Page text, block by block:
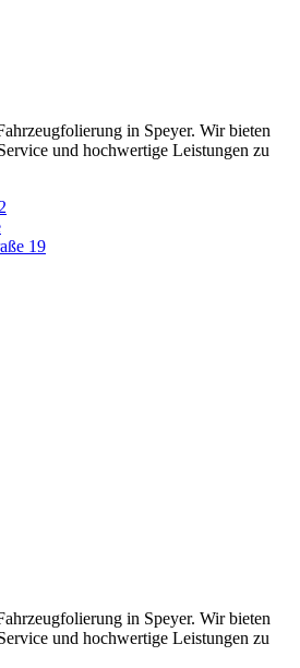
in Speyer. Wir bieten
und hochwertige Leistungen zu
19
in Speyer. Wir bieten
und hochwertige Leistungen zu